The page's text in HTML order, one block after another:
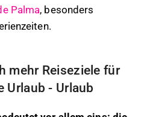
Palma, besonders
mehr Reiseziele für
Urlaub - Urlaub